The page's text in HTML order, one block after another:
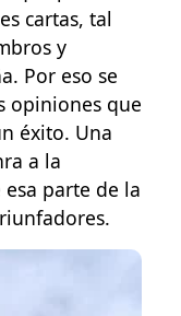
cartas, tal
y
Por eso se
opiniones que
éxito. Una
a la
parte de la